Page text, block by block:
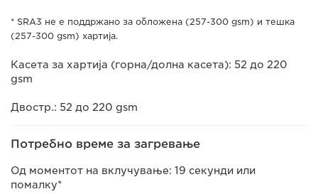
* SRA3 не е поддржано за обложена (257-300 gsm) и тешка
(257-300 gsm) хартија.
Касета за хартија (горна/долна касета): 52 до 220
gsm
Двостр.: 52 до 220 gsm
Потребно време за загревање
Од моментот на вклучување: 19 секунди или
помалку*